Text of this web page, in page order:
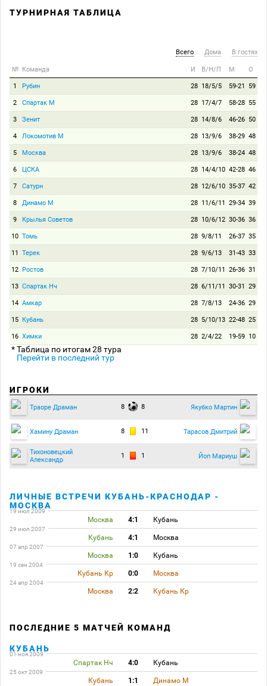
ТУРНИРНАЯ ТАБЛИЦА
Всего Дома В гостях
№ Команда И В/Н/П М О
1 Рубин 28 18/5/5 59-21 59
2 Спартак М 28 17/4/7 58-28 55
3 Зенит 28 14/8/6 46-26 50
4 Локомотив М 28 13/9/6 38-29 48
5 Москва 28 13/9/6 38-24 48
6 ЦСКА 28 14/4/10 42-28 46
7 Сатурн 28 12/6/10 35-37 42
8 Динамо М 28 11/6/11 29-34 39
9 Крылья Советов 28 10/6/12 30-36 36
10 Томь 28 9/8/11 26-37 35
11 Терек 28 9/6/13 31-43 33
12 Ростов 28 7/10/11 26-36 31
13 Спартак Нч 28 6/11/11 30-31 29
14 Амкар 28 7/8/13 24-36 29
15 Кубань 28 5/10/13 22-48 25
16 Химки 28 2/4/22 19-59 10
* Таблица по итогам 28 тура
Перейти в последний тур
ИГРОКИ
Траоре Драман 8 8 Якубко Мартин
Хамину Драман 8 11 Тарасов Дмитрий
Тихоновецкий
Александр
1 1 Йоп Мариуш
ЛИЧНЫЕ ВСТРЕЧИ КУБАНЬ-КРАСНОДАР -
МОСКВА
19 июл 2009
Москва 4:1 Кубань
29 июл 2007
Кубань 4:1 Москва
07 апр 2007
Москва 1:0 Кубань
19 сен 2004
Кубань Кр 0:0 Москва
24 апр 2004
Москва 2:2 Кубань Кр
ПОСЛЕДНИЕ 5 МАТЧЕЙ КОМАНД
КУБАНЬ
01 ноя 2009
Спартак Нч 4:0 Кубань
25 окт 2009
Кубань 1:1 Динамо М